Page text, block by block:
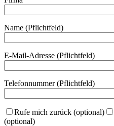
Name (Pflichtfeld)
E-Mail-Adresse (Pflichtfeld)
Telefonnummer (Pflichtfeld)
Rufe mich zurück (optional)
(optional)